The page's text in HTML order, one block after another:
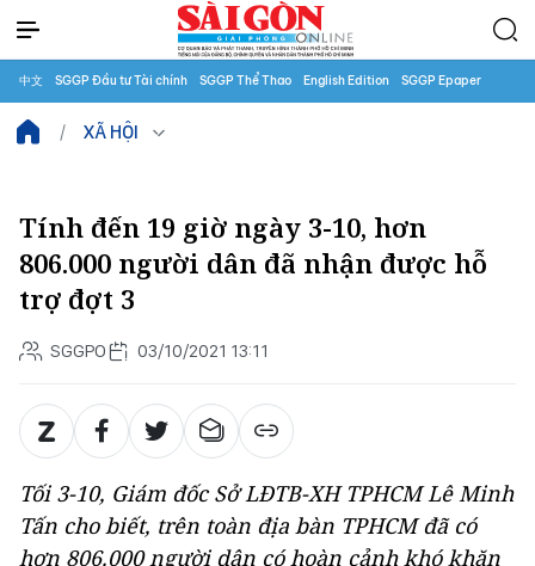
中文 SGGP Đầu tư Tài chính SGGP Thể Thao English Edition SGGP Epaper
XÃ HỘI
Tính đến 19 giờ ngày 3-10, hơn
806.000 người dân đã nhận được hỗ
trợ đợt 3
SGGPO 03/10/2021 13:11
Tối 3-10, Giám đốc Sở LĐTB-XH TPHCM Lê Minh
Tấn cho biết, trên toàn địa bàn TPHCM đã có
hơn 806.000 người dân có hoàn cảnh khó khăn